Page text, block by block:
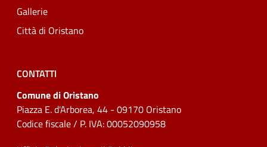
Gallerie
Città di Oristano
CONTATTI
Comune di Oristano
Piazza E. d'Arborea, 44 - 09170 Oristano
Codice fiscale / P. IVA: 00052090958